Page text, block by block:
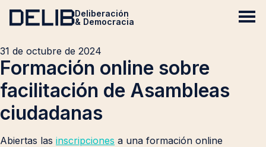
Deliberación
& Democracia
31 de octubre de 2024
Formación online sobre
facilitación de Asambleas
ciudadanas
Abiertas las inscripciones a una formación online